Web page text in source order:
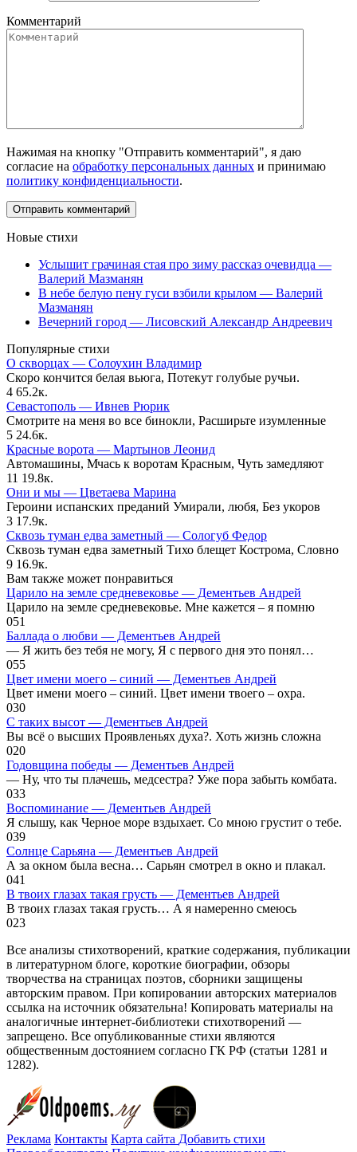
Комментарий
Нажимая на кнопку "Отправить комментарий", я даю
согласие на обработку персональных данных и принимаю
политику конфиденциальности.
Новые стихи
Услышит грачиная стая про зиму рассказ очевидца —
Валерий Мазманян
В небе белую пену гуси взбили крылом — Валерий
Мазманян
Вечерний город — Лисовский Александр Андреевич
Популярные стихи
О скворцах — Солоухин Владимир
Скоро кончится белая вьюга, Потекут голубые ручьи.
4 65.2к.
Севастополь — Ивнев Рюрик
Смотрите на меня во все бинокли, Расширьте изумленные
5 24.6к.
Красные ворота — Мартынов Леонид
Автомашины, Мчась к воротам Красным, Чуть замедляют
11 19.8к.
Они и мы — Цветаева Марина
Героини испанских преданий Умирали, любя, Без укоров
3 17.9к.
Сквозь туман едва заметный — Сологуб Федор
Сквозь туман едва заметный Тихо блещет Кострома, Словно
9 16.9к.
Вам также может понравиться
Царило на земле средневековье — Дементьев Андрей
Царило на земле средневековье. Мне кажется – я помню
051
Баллада о любви — Дементьев Андрей
— Я жить без тебя не могу, Я с первого дня это понял…
055
Цвет имени моего – синий — Дементьев Андрей
Цвет имени моего – синий. Цвет имени твоего – охра.
030
С таких высот — Дементьев Андрей
Вы всё о высших Проявленьях духа?. Хоть жизнь сложна
020
Годовщина победы — Дементьев Андрей
— Ну, что ты плачешь, медсестра? Уже пора забыть комбата.
033
Воспоминание — Дементьев Андрей
Я слышу, как Черное море вздыхает. Со мною грустит о тебе.
039
Солнце Сарьяна — Дементьев Андрей
А за окном была весна… Сарьян смотрел в окно и плакал.
041
В твоих глазах такая грусть — Дементьев Андрей
В твоих глазах такая грусть… А я намеренно смеюсь
023
Все анализы стихотворений, краткие содержания, публикации
в литературном блоге, короткие биографии, обзоры
творчества на страницах поэтов, сборники защищены
авторским правом. При копировании авторских материалов
ссылка на источник обязательна! Копировать материалы на
аналогичные интернет-библиотеки стихотворений —
запрещено. Все опубликованные стихи являются
общественным достоянием согласно ГК РФ (статьи 1281 и
1282).
Реклама Контакты Карта сайта Добавить стихи